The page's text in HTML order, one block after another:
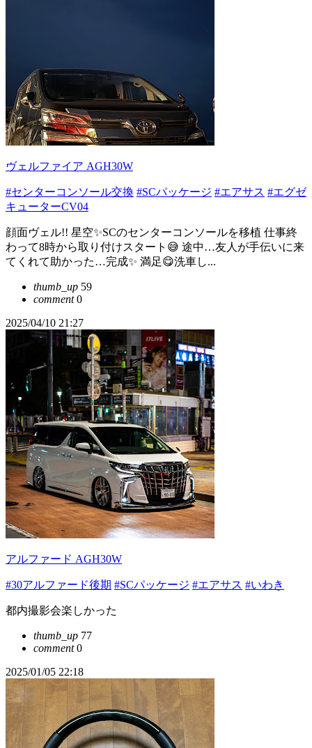
ヴェルファイア AGH30W
#センターコンソール交換 #SCパッケージ #エアサス #エグゼ
キューターCV04
顔面ヴェル!! 星空✨SCのセンターコンソールを移植 仕事終
わって8時から取り付けスタート😅 途中…友人が手伝いに来
てくれて助かった…完成✨ 満足😋洗車し...
thumb_up 59
comment0
2025/04/10 21:27
アルファード AGH30W
#30アルファード後期 #SCパッケージ #エアサス #いわき
都内撮影会楽しかった
thumb_up 77
comment0
2025/01/05 22:18